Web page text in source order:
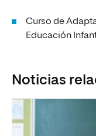
Curso de
Educación
Noticias